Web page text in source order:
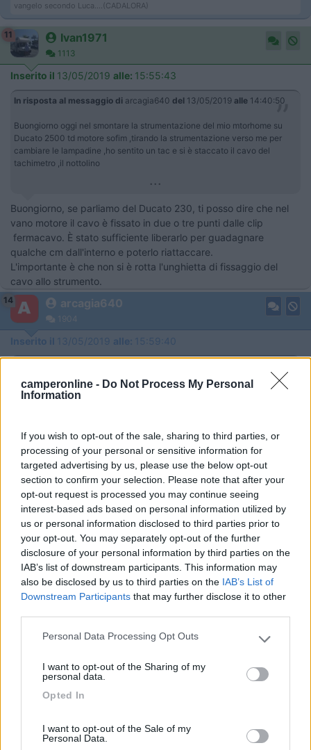
camperonline - Do Not Process My Personal
Information
If you wish to opt-out of the sale, sharing to third parties, or
processing of your personal or sensitive information for
targeted advertising by us, please use the below opt-out
section to confirm your selection. Please note that after your
opt-out request is processed you may continue seeing
interest-based ads based on personal information utilized by
us or personal information disclosed to third parties prior to
your opt-out. You may separately opt-out of the further
disclosure of your personal information by third parties on the
IAB’s list of downstream participants. This information may
also be disclosed by us to third parties on the IAB’s List of
Downstream Participants that may further disclose it to other
Please note that this website/app uses one or more Google
not limited to your visit or usage behaviour. You may click to
grant or deny consent to Google and its third-party tags to
use your data for below specified purposes in below Google
Personal Data Processing Opt Outs
I want to opt-out of the Sharing of my
personal data.
Opted In
I want to opt-out of the Sale of my
Personal Data.
vangelo secondo Luca....(CADALORA)
11 Ivan1971
1113
Inserito il 13/05/2019 alle: 15:55:43
In risposta al messaggio di arcagia640 del 13/05/2019 alle 14:40:50
Buongiorno oggi nel smontare la strumentazione del mio mtorhome su
Ducato 2500 td motore sofim ,tirando la strumentazione verso me per
cambiare le lampadine ,ho sentito un tac e si è staccato il cavo del
tachimetro ,il nottolino
...
Buongiorno, se parliamo del Ducato 230, ti posso dire che nel
vano motore il cavo è fissato in due o tre punti dalle clip
fermacavo. È stato sufficiente liberarlo per guadagnare
qualche cm dall'interno e poterlo riattaccare.
L'importante è che non si è rotta l'unghietta di fissaggio del
cavo allo strumento.
14 arcagia640
1904
Inserito il 13/05/2019 alle: 15:59:40
Buongiorno, se parliamo del Ducato 230, ti posso dire che nel vano
cavo allo strumento.
Grazie provo a tirarlo un po su,ma se si fosse rotta la boccole di
plastica bianca non è possibile ripararla non so con nastro
telato americano ad esempio? .grazie ancora .
.................................... i telai sono come i prosciutti buoni se stagionati....dal
vangelo secondo Luca....(CADALORA)
Ivan1971
1113
Inserito il13/05/2019 alle:16:10:16
bianca non è possibile ripararla non so con nastro telato americano ad
esempio? .grazie ancora .
Non so che dirti, svolge solo la funzione di non farlo sfilare,
sua sede senza tirare il cavo magari non esce.
Ma si è rotta?